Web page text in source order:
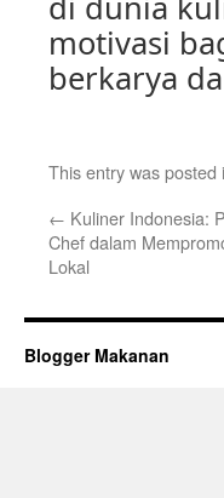
motivasi
berkarya
This entry was posted
← Kuliner Indonesia:
Chef dalam
Lokal
Blogger Makanan